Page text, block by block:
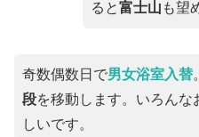
ると富士山 も望
奇数偶数日で男女浴室入替
段を移動します。いろんな
しいです。